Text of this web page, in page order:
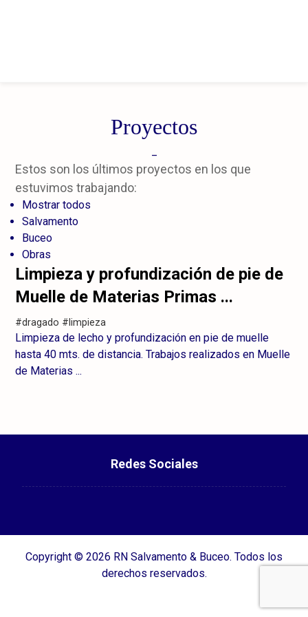
Proyectos
Estos son los últimos proyectos en los que
estuvimos trabajando:
Mostrar todos
Salvamento
Buceo
Obras
Limpieza y profundización de pie de
Muelle de Materias Primas ...
#dragado #limpieza
Limpieza de lecho y profundización en pie de muelle
hasta 40 mts. de distancia. Trabajos realizados en Muelle
de Materias ...
Redes Sociales
Copyright © 2026 RN Salvamento & Buceo. Todos los
derechos reservados.